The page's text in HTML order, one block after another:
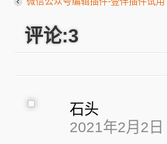
评论:3
石头
2021年2月2